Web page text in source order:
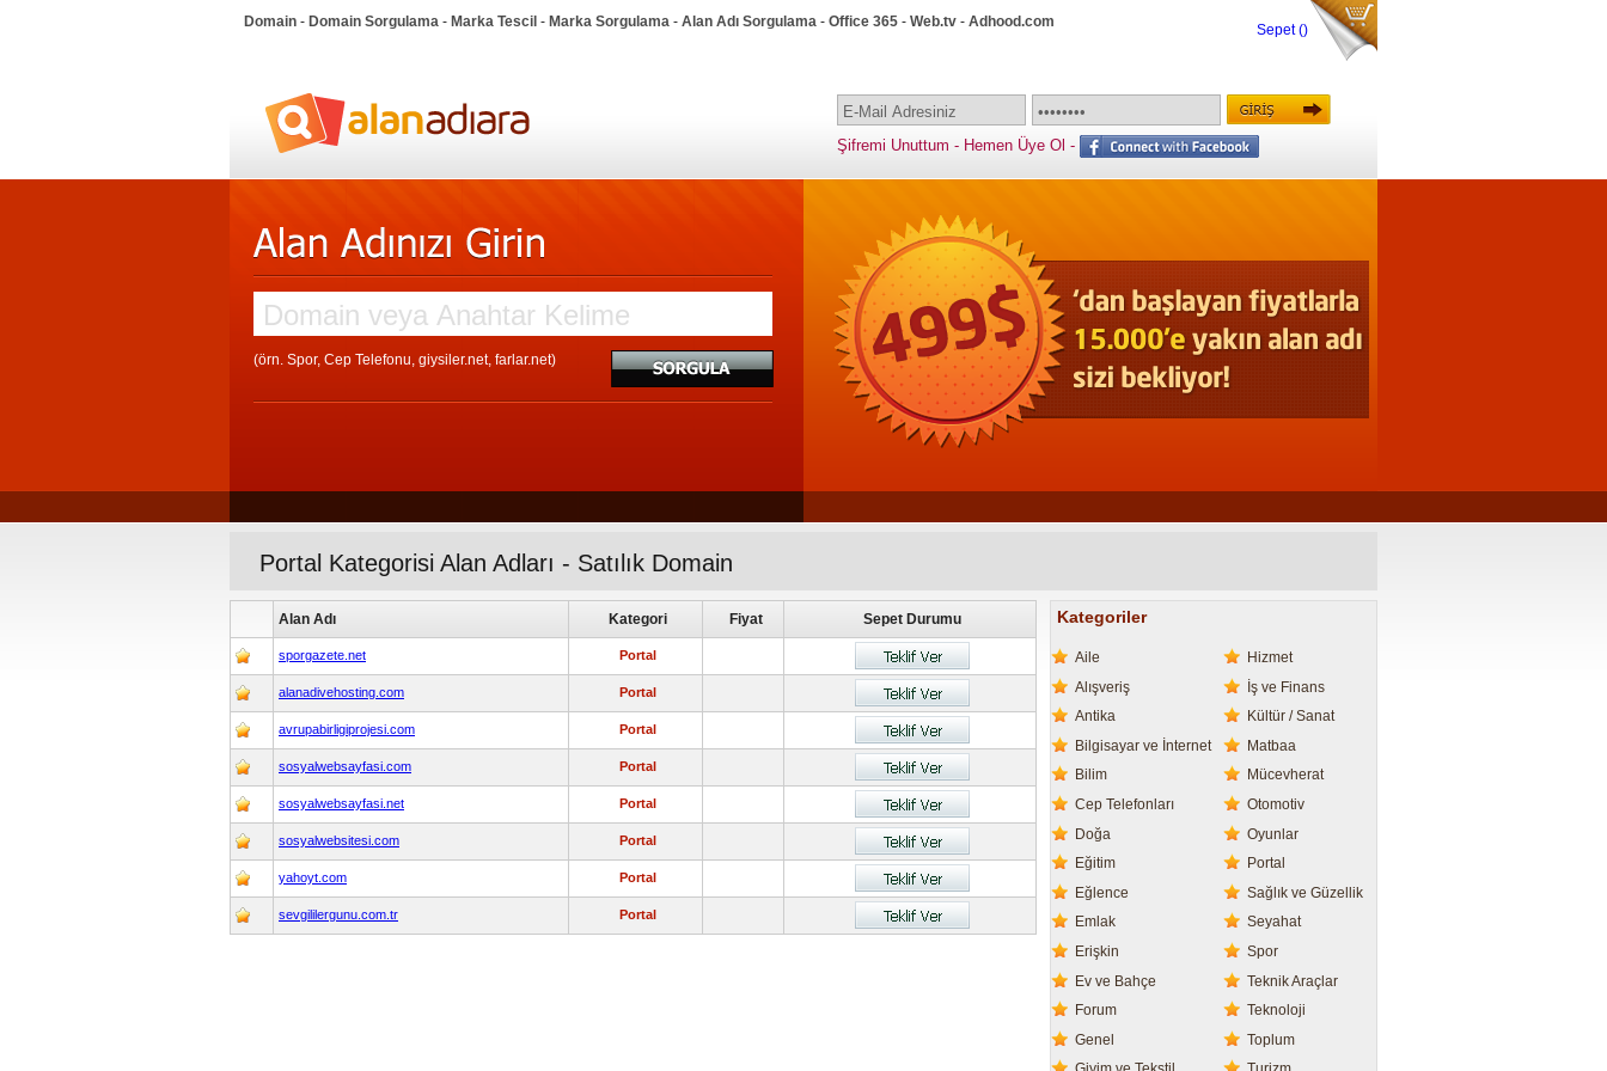
Domain - Domain Sorgulama - Marka Tescil - Marka Sorgulama - Alan Adı Sorgulama - Office 365 - Web.tv - Adhood.com Sepet()
Şifremi Unuttum - Hemen Üye Ol -
(örn. Spor, Cep Telefonu, giysiler.net, farlar.net)
Portal Kategorisi Alan Adları - Satılık Domain
Alan Adı Kategori Fiyat Sepet Durumu
sporgazete.net Portal
alanadivehosting.com Portal
avrupabirligiprojesi.com Portal
sosyalwebsayfasi.com Portal
sosyalwebsayfasi.net Portal
sosyalwebsitesi.com Portal
yahoyt.com Portal
sevgililergunu.com.tr Portal
Kategoriler
Aile
Alışveriş
Antika
Bilgisayar ve İnternet
Bilim
Cep Telefonları
Doğa
Eğitim
Eğlence
Emlak
Erişkin
Ev ve Bahçe
Forum
Genel
Hizmet
İş ve Finans
Kültür / Sanat
Matbaa
Mücevherat
Otomotiv
Oyunlar
Portal
Sağlık ve Güzellik
Seyahat
Spor
Teknik Araçlar
Teknoloji
Toplum